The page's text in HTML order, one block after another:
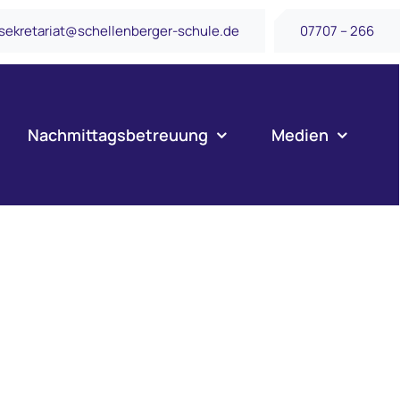
schule.de 07707 – 266
Nachmittagsbetreuung Medien